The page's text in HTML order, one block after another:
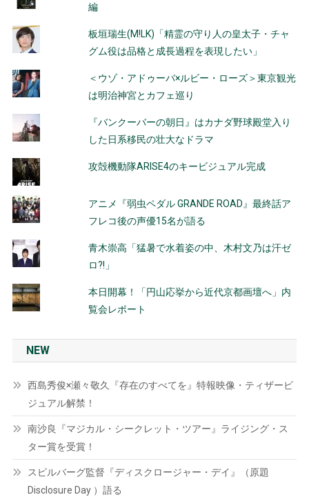
編
板垣瑞生(M!LK)「精霊の守り人の皇太子・チャ
グム役は品格と成長過程を表現したい」
＜ウゾ・アドゥーバ×ルビー・ローズ＞東京観光
は明治神宮とカフェ巡り
『バンクーバーの朝日』はカナダ野球殿堂入り
した日系移民の壮大なドラマ
攻殻機動隊ARISE4のキービジュアル完成
アニメ『弱虫ペダル GRANDE ROAD』最終話ア
フレコ後の声優15名が語る
青木崇高「猛暑で水着姿の中、木村文乃は汗ゼ
ロ?!」
本日開幕！「円山応挙から近代京都画壇へ」内
覧会レポート
NEW
西島秀俊×瀬々敬久『存在のすべてを』特報映像・ティザービ
ジュアル解禁！
南沙良『マジカル・シークレット・ツアー』ライジング・ス
ター賞を受賞！
スピルバーグ監督『ディスクロージャー・デイ』（原題
Disclosure Day ）語る